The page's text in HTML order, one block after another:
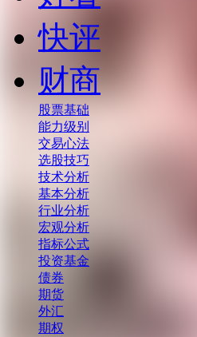
快评
财商
股票基础
能力级别
交易心法
选股技巧
技术分析
基本分析
行业分析
宏观分析
指标公式
投资基金
债券
期货
外汇
期权